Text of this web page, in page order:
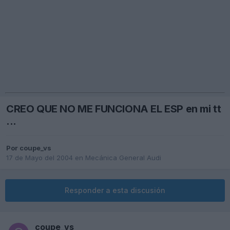
CREO QUE NO ME FUNCIONA EL ESP en mi tt
...
Por coupe_vs
17 de Mayo del 2004 en Mecánica General Audi
Responder a esta discusión
coupe_vs